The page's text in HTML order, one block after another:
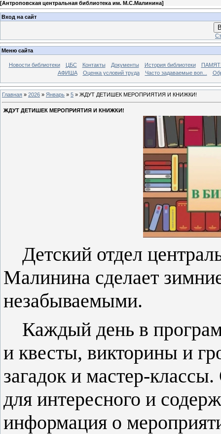
[Антроповская центральная библиотека им. М.С.Малинина]
Вход на сайт
Меню сайта
Новости библиотеки ЦБС Контакты Документы История библиотеки
АФИША
Оценка условий труда Часто задаваемые воп...
Главная » 2026 » Январь » 5 » ЖДУТ ДЕТИШЕК МЕРОПРИЯТИЯ И КНИЖКИ!
ЖДУТ ДЕТИШЕК МЕРОПРИЯТИЯ И КНИЖКИ!
Детский отдел
Малинина сделает
незабываемыми.
Каждый день в
и квесты, викторины и
загадок и мастер-
для интересного и
информация о